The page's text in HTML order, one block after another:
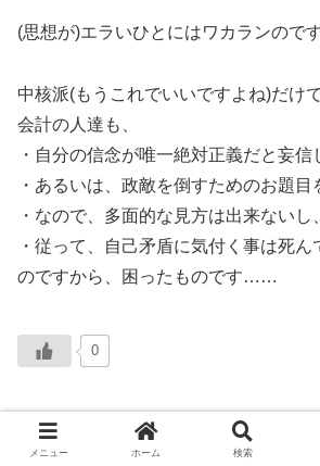
(思想が)エラいひとにはワカランの
中核派(もうこれでいいですよね)だけ
会計の人達も、
・自分の信念が唯一絶対正義だと妄信
・あるいは、政敵を倒すためのお題目
・なので、多面的な見方は出来ないし
・従って、自己矛盾に気付く事は死ん
のですから、困ったものです……
0
木霊
メニュー ホーム 検索